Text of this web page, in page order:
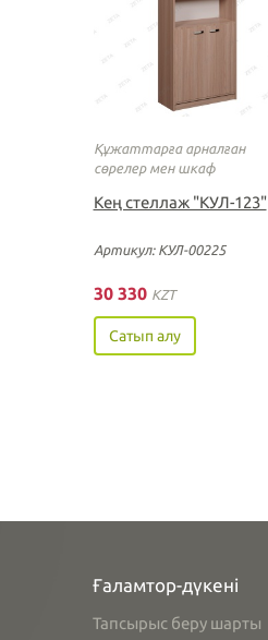
Құжаттарға арналған
сөрелер мен шкаф
Кең стеллаж "КУЛ-123"
Артикул: КУЛ-00225
30 330 KZT
Сатып алу
Ғаламтор-дүкені
Тапсырыс беру шарты